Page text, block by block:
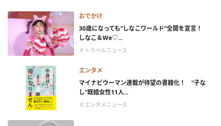
おでかけ
30歳になっても“しなこワールド”全開を宣言！
しなこ＆We♡...
＃トラベルニュース
エンタメ
マイナビウーマン連載が待望の書籍化！ “子な
し”既婚女性11人...
＃エンタメニュース